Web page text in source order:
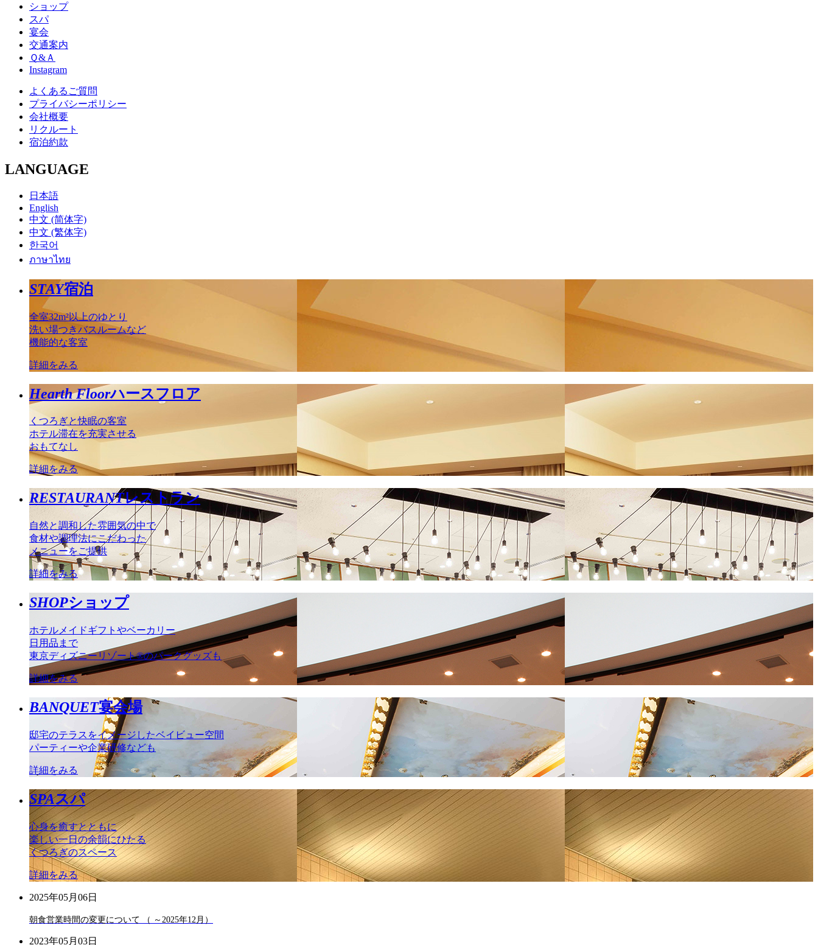
ショップ
スパ
宴会
交通案内
Ｑ&Ａ
Instagram
よくあるご質問
プライバシーポリシー
会社概要
リクルート
宿泊約款
LANGUAGE
日本語
English
中文 (简体字)
中文 (繁体字)
한국어
ภาษาไทย
STAY宿泊
全室32m²以上のゆとり
洗い場つきバスルームなど
機能的な客室
詳細をみる
Hearth Floorハースフロア
くつろぎと快眠の客室
ホテル滞在を充実させる
おもてなし
詳細をみる
RESTAURANTレストラン
自然と調和した雰囲気の中で
食材や調理法にこだわった
メニューをご提供
詳細をみる
SHOPショップ
ホテルメイドギフトやベーカリー
日用品まで
東京ディズニーリゾート®のパークグッズも
詳細をみる
BANQUET宴会場
邸宅のテラスをイメージしたベイビュー空間
パーティーや企業研修なども
詳細をみる
SPAスパ
心身を癒すとともに
楽しい一日の余韻にひたる
くつろぎのスペース
詳細をみる
2025年05月06日
朝食営業時間の変更について （ ～2025年12月）
2023年05月03日